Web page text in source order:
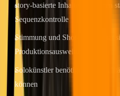
story-basierte Inhalte profitieren
Sequenzkontrolle
Stimmung und Shot-Kontinuität
Produktionsausweitung
Solokünstler benötigen oft
können